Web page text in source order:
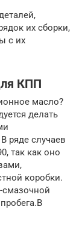
их сборки,
с их
КПП
масло?
делать
ряде случаев
так как оно
коробки.
смазочной